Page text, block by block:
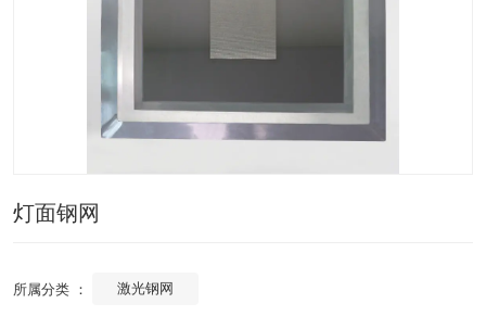
灯面钢网
所属分类 ： 激光钢网